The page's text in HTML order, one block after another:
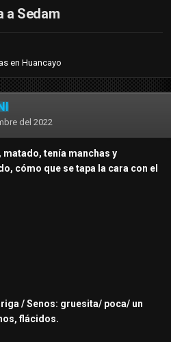
a Sedam
en Huancayo
del 2022
tenía manchas y
cómo que se tapa la cara con el
/ Senos: gruesita/ poca/ un
flácidos.